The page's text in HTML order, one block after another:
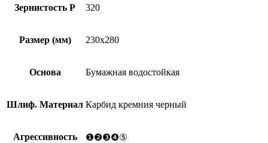
Зернистость Р 320
Размер (мм) 230х280
Основа Бумажная водостойкая
Шлиф. Материал Карбид кремния черный
Агрессивность ❶❷❸❹⑤